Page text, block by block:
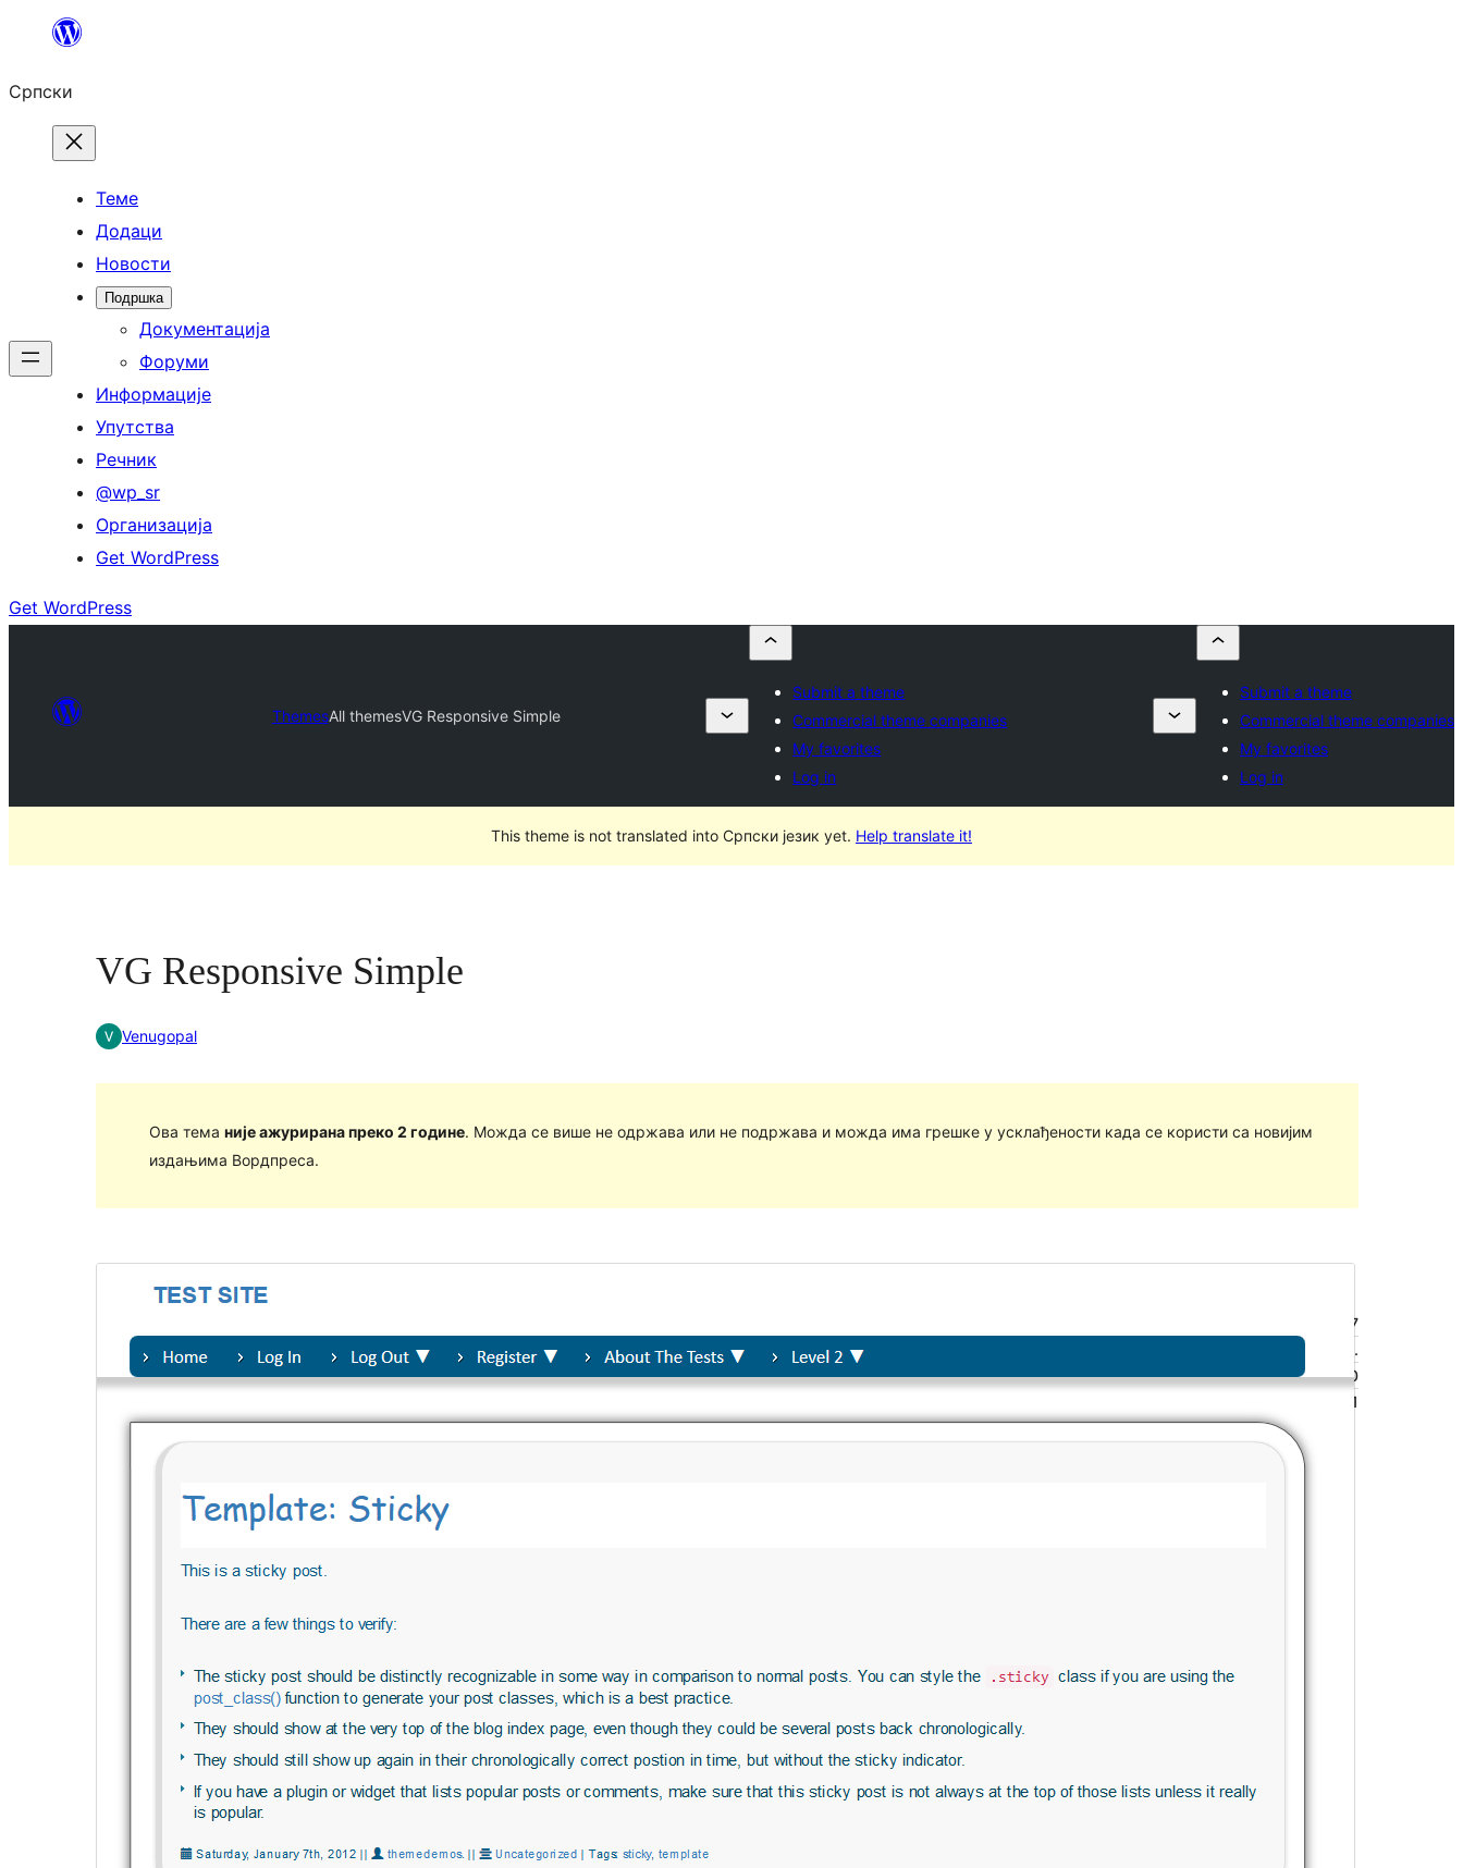
Скочи
садржај
Српски
Теме
Додаци
Новости
Подршка
Документација
Форуми
Информације
Упутства
Речник
@wp_sr
Организација
Get WordPress
Get WordPress
ThemesAll themesVG Responsive Simple
Submit a theme
Commercial theme companies
My favorites
Log in
Submit a theme
Commercial theme companies
My favorites
Log in
This theme is not translated into Српски језик yet. Help translate it!
VG Responsive Simple
Venugopal
Ова тема није ажурирана преко 2 године. Можда се више не одржава или не подржава и можда има грешке у усклађености када се користи са новијим
издањима Вордпреса.
1.17
19. јул 2016.
Active installations
Мање од 10
4.1